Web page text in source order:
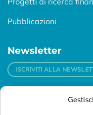
Pubblicazioni
Newsletter
ISCRIVITI ALLA